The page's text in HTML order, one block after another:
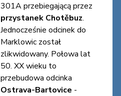
301A przebiegającą przez
przystanek Chotěbuz.
Jednocześnie odcinek do
Marklowic został
zlikwidowany. Połowa lat
50. XX wieku to
przebudowa odcinka
Ostrava-Bartovice -